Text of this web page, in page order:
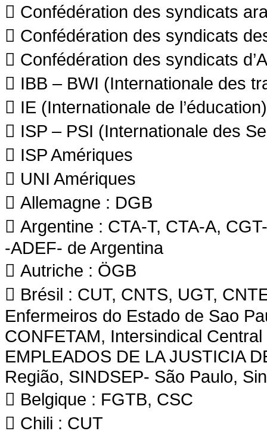
 Confédération des syndicats
 Confédération des syndicats
 Confédération des syndicats
 IBB – BWI (Internationale des
 IE (Internationale de l’éducation)
 ISP – PSI (Internationale des
 ISP Amériques
 UNI Amériques
 Allemagne : DGB
 Argentine : CTA-T, CTA-A,
-ADEF- de Argentina
 Autriche : ÖGB
 Brésil : CUT, CNTS, UGT,
Enfermeiros do Estado de Sao
CONFETAM, Intersindical
EMPLEADOS DE LA JUSTICIA
Região, SINDSEP- São Paulo,
 Belgique : FGTB, CSC
 Chili : CUT